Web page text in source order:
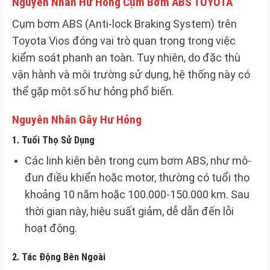
Cụm bơm ABS (Anti-lock Braking System) trên
Toyota Vios đóng vai trò quan trọng trong việc
kiểm soát phanh an toàn. Tuy nhiên, do đặc thù
vận hành và môi trường sử dụng, hệ thống này có
thể gặp một số hư hỏng phổ biến.
Nguyên Nhân Gây Hư Hỏng
1. Tuổi Thọ Sử Dụng
Các linh kiện bên trong cụm bơm ABS, như mô-
đun điều khiển hoặc motor, thường có tuổi thọ
khoảng 10 năm hoặc 100.000-150.000 km. Sau
thời gian này, hiệu suất giảm, dễ dẫn đến lỗi
hoạt động.
2. Tác Động Bên Ngoài